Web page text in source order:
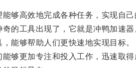
高效地完成各种任务，实现自己
工具出现了，它就是冲鸭加速器
够帮助人们更快速地实现目标。
更加专注和投入工作，迅速取得